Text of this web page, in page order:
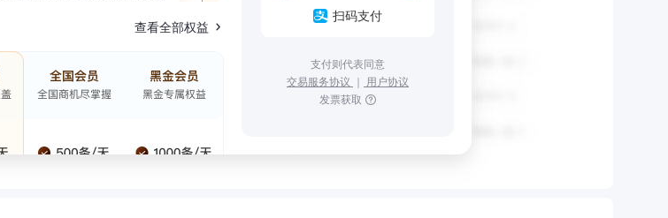
查看全部权益
扫码支付
支付则代表同意
交易服务协议 ｜ 用户协议
发票获取